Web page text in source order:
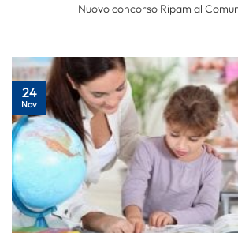
Nuovo concorso Ripam al
24
Nov